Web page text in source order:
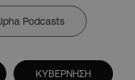
Podcasts
ΚΥΒΕΡΝΗΣΗ